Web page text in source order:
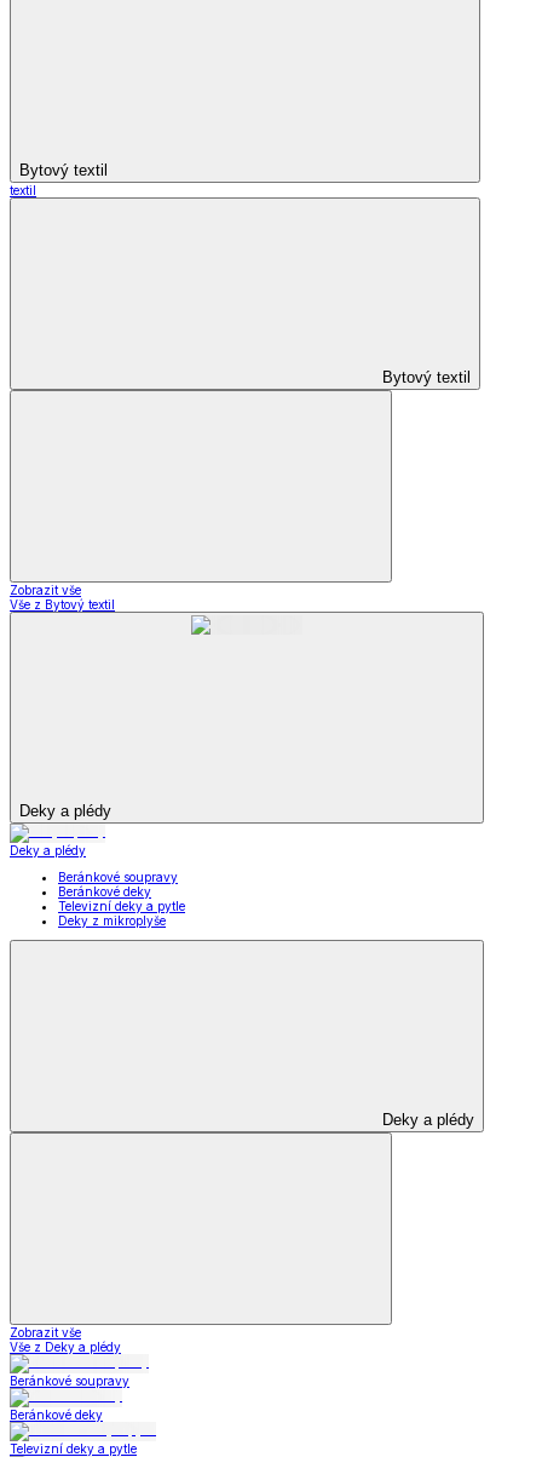
Bytový textil
textil
Bytový textil
Zobrazit vše
Vše z Bytový textil
Deky a plédy
Deky a plédy
Beránkové soupravy
Beránkové deky
Televizní deky a pytle
Deky z mikroplyše
Deky a plédy
Zobrazit vše
Vše z Deky a plédy
Beránkové soupravy
Beránkové deky
Televizní deky a pytle